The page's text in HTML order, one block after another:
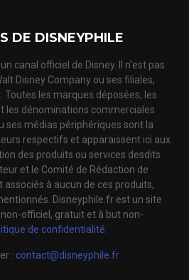
DE DISNEYPHILE
canal officiel de Disney. Il n'est pas
Disney Company ou ses filiales,
Toutes les marques déposées, les
les dénominations commerciales
ses médias périphériques sont la
respectifs et apparaissent ici aux
des produits ou services desdits
et le Comité de Rédaction de
associés à aucun de ces produits,
Disneyphile.fr est un site
officiel, gratuit et à but non-
de confidentialité.
: contact@disneyphile.fr